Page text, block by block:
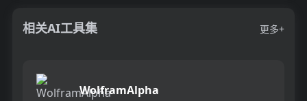
相关AI工具集 更多+
WolframAlpha